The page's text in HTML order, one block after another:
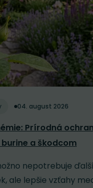
04. august 2026
Prírodná
a škodcom
nepotrebuje ďalší
ale lepšie vzťahy